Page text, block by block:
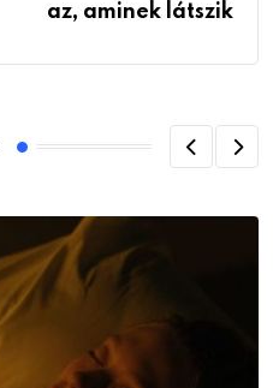
az, aminek látszik